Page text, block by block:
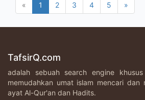
« 1 2 3 4 5 »
TafsirQ.com
adalah sebuah search engine
memudahkan umat islam mencari dan
ayat Al-Qur'an dan Hadits.